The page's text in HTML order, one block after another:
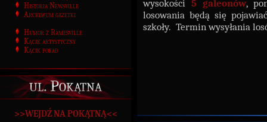
Historia Newsville
Archiwum gazetki
Humor z Ramesville
Kącik artystyczny
Kącik porad
ul. Pokątna
>>WEJDŹ NA POKĄTNĄ<<
wysokości 5 galeonów,
losowania będą się
szkoły. Termin wysyłania